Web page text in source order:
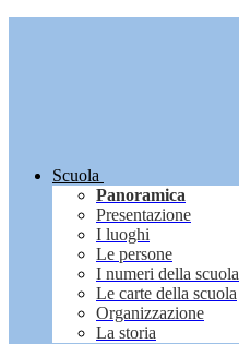
Scuola
Panoramica
Presentazione
I luoghi
Le persone
I numeri della scuola
Le carte della scuola
Organizzazione
La storia